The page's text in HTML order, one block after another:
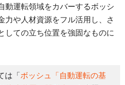
動運転領域をカバーするボッシ
力や人材資源をフル活用し、さ
しての立ち位置を強固なものに
は「 ボッシュ「自動運転の基